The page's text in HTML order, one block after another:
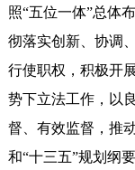
照“五位一体”总体
彻落实创新、协调
行使职权，积极开
势下立法工作，以
督、有效监督，推
和“十三五”规划纲